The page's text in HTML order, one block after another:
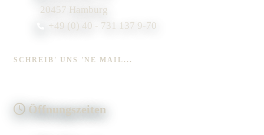
20457 Hamburg
+49 (0) 40 - 731 137 9-70
SCHREIB' UNS 'NE MAIL...
Öffnungszeiten